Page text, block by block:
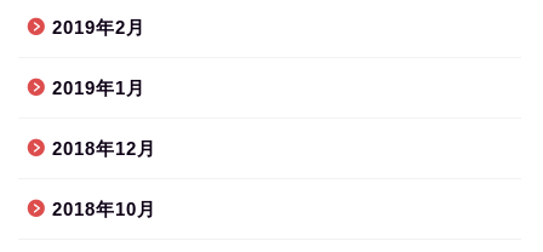
2019年2月
2019年1月
2018年12月
2018年10月